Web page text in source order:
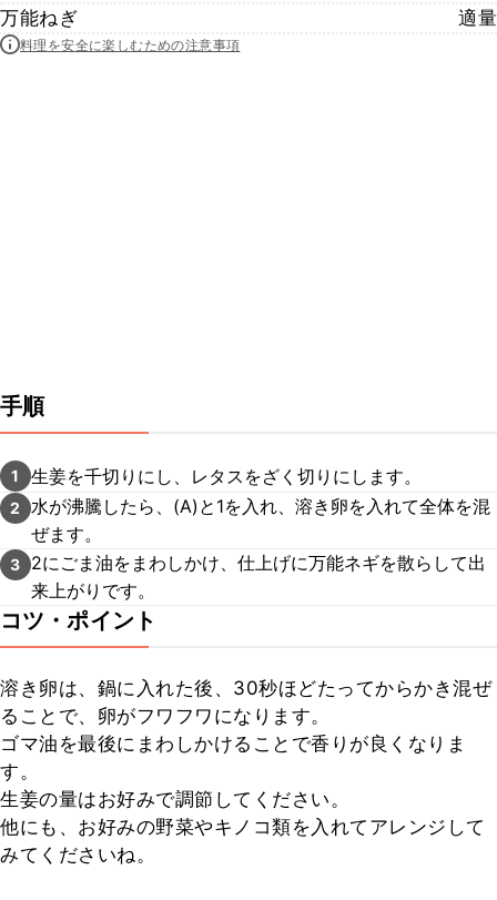
万能ねぎ
適量
料理を安全に楽しむための注意事項
手順
1 生姜を千切りにし、レタスをざく切りにします。
2
水が沸騰したら、(A)と1を入れ、溶き卵を入れて全体を混
ぜます。
3
2にごま油をまわしかけ、仕上げに万能ネギを散らして出
来上がりです。
コツ・ポイント
溶き卵は、鍋に入れた後、30秒ほどたってからかき混ぜ
ることで、卵がフワフワになります。
ゴマ油を最後にまわしかけることで香りが良くなりま
す。
生姜の量はお好みで調節してください。
他にも、お好みの野菜やキノコ類を入れてアレンジして
みてくださいね。